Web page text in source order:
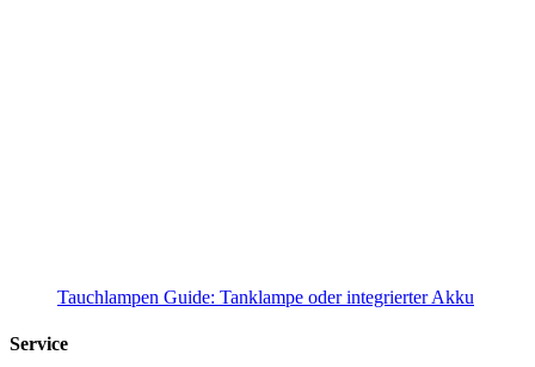
Tauchlampen Guide: Tanklampe oder integrierter Akku
Service